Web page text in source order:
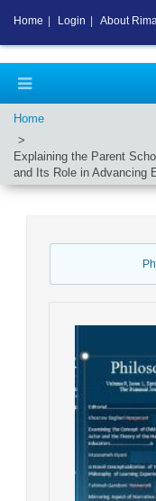
Home
Explaining the Parent
and Its Role in Advancing
Home Login About